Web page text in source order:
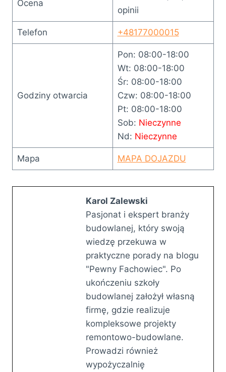
Ocena
opinii
Telefon +48177000015
Godziny otwarcia
Pon: 08:00-18:00
Wt: 08:00-18:00
Śr: 08:00-18:00
Czw: 08:00-18:00
Pt: 08:00-18:00
Sob: Nieczynne
Nd: Nieczynne
Mapa MAPA DOJAZDU
Karol Zalewski
Pasjonat i ekspert branży
budowlanej, który swoją
wiedzę przekuwa w
praktyczne porady na blogu
"Pewny Fachowiec". Po
ukończeniu szkoły
budowlanej założył własną
firmę, gdzie realizuje
kompleksowe projekty
remontowo-budowlane.
Prowadzi również
wypożyczalnię